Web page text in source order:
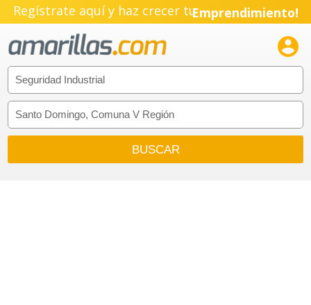
Regístrate aquí y haz crecer tuEmprendimiento!
